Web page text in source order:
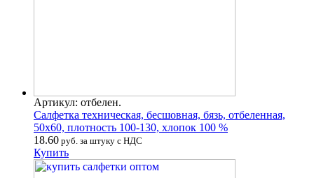
Артикул: отбелен.
Салфетка техническая, бесшовная, бязь, отбеленная,
50х60, плотность 100-130, хлопок 100 %
18.60 руб. за штуку с НДС
Купить